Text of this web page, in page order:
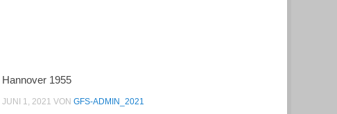
Hannover 1955
JUNI 1, 2021 VONGFS-ADMIN_2021